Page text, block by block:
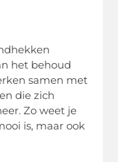
het behoud
samen met
die zich
Zo weet je
is, maar ook